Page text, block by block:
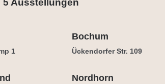
5 Ausstellungen
1
Bochum
Ückendorfer Str. 109
Nordhorn